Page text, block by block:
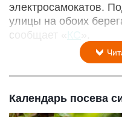
электросамокатов.
улицы на обоих
сообщает « КС
Календарь посева